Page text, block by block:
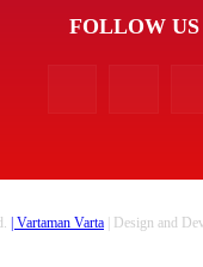
FOLLOW US
| Vartaman Varta | Design and